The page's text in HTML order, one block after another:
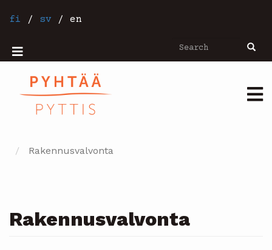
fi / sv / en
Search
Mobiilivalikko
Rakennusvalvonta
Rakennusvalvonta